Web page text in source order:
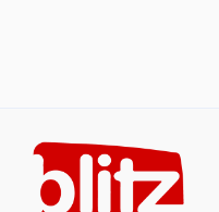
content